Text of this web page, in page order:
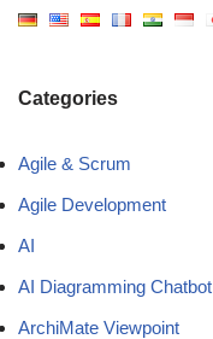
Categories
Agile & Scrum
Agile Development
AI
AI Diagramming Chatbot
ArchiMate Viewpoint